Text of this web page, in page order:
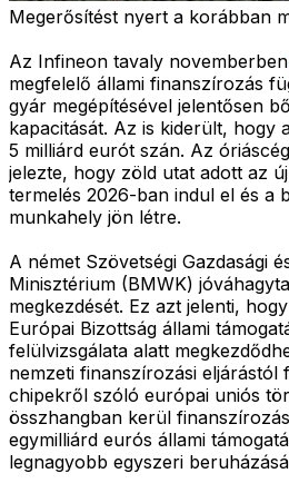
Megerősítést nyert a korábban
Az Infineon tavaly novemberben
megfelelő állami finanszírozás
gyár megépítésével jelentősen
kapacitását. Az is kiderült, hogy
5 milliárd eurót szán. Az
jelezte, hogy zöld utat adott az
termelés 2026-ban indul el és a
munkahely jön létre.
A német Szövetségi Gazdasági
Minisztérium (BMWK)
megkezdését. Ez azt jelenti,
Európai Bizottság állami
felülvizsgálata alatt
nemzeti finanszírozási eljárástól
chipekről szóló európai uniós
összhangban kerül
egymilliárd eurós állami
legnagyobb egyszeri